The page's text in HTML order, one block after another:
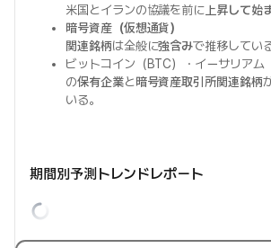
米国とイランの協議を前に 上昇して始
暗号資産（仮想通貨）
関連銘柄は全般に強含みで推移している
ビットコイン（BTC）・イーサリアム
の保有企業と暗号資産取引所関連銘柄
いる。
期間別予測トレンドレポート